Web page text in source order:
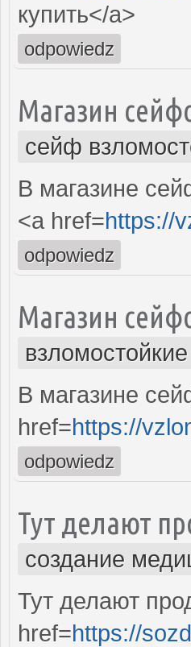
купить</a>
odpowiedz
Магазин
сейф
В магазине
<a href=https://
odpowiedz
Магазин
В магазине
href=https://
odpowiedz
Тут делают
создание
Тут делают
href=https://